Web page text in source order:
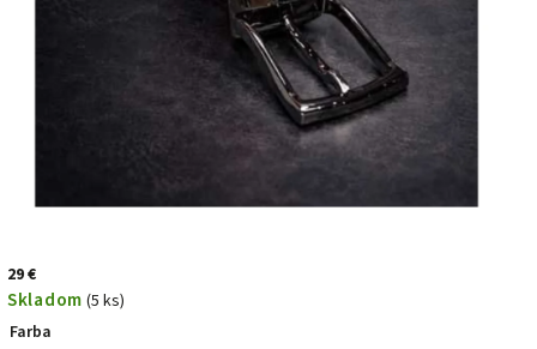
29 €
Skladom (5 ks)
Farba